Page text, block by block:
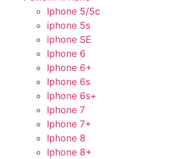
Iphone 5/5c
iphone 5s
iphone SE
Iphone 6
Iphone 6+
Iphone 6s
Iphone 6s+
Iphone 7
Iphone 7+
Iphone 8
Iphone 8+